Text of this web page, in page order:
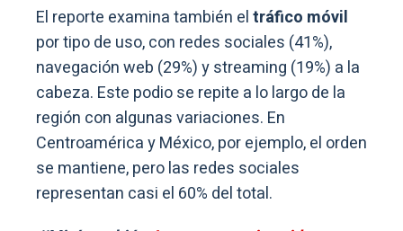
El reporte examina también eltráfico móvil
por tipo de uso, con redes sociales (41%),
navegación web (29%) y streaming (19%) a la
cabeza. Este podio se repite a lo largo de la
región con algunas variaciones. En
Centroamérica y México, por ejemplo, el orden
se mantiene, pero las redes sociales
representan casi el 60% del total.